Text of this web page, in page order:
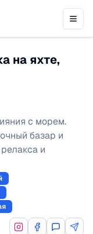
на яхте,
с морем.
базар и
и